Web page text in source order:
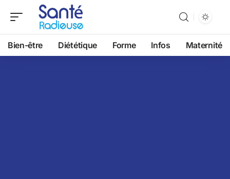
Bien-être Diététique Forme Infos Maternité